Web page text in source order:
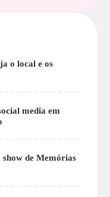
o local e os
media em
show de Memórias